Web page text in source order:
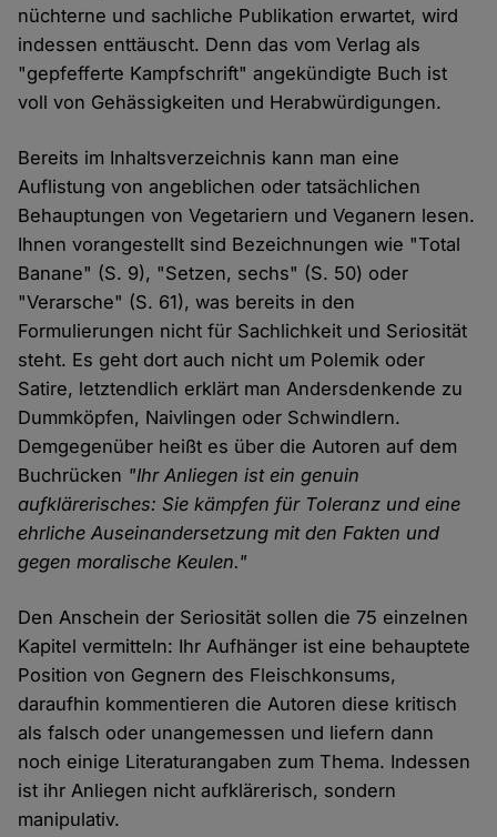
nüchterne und sachliche Publikation erwartet, wird
indessen enttäuscht. Denn das vom Verlag als
"gepfefferte Kampfschrift" angekündigte Buch ist
voll von Gehässigkeiten und Herabwürdigungen.
Bereits im Inhaltsverzeichnis kann man eine
Auflistung von angeblichen oder tatsächlichen
Behauptungen von Vegetariern und Veganern lesen.
Ihnen vorangestellt sind Bezeichnungen wie "Total
Banane" (S. 9), "Setzen, sechs" (S. 50) oder
"Verarsche" (S. 61), was bereits in den
Formulierungen nicht für Sachlichkeit und Seriosität
steht. Es geht dort auch nicht um Polemik oder
Satire, letztendlich erklärt man Andersdenkende zu
Dummköpfen, Naivlingen oder Schwindlern.
Demgegenüber heißt es über die Autoren auf dem
Buchrücken "Ihr Anliegen ist ein genuin
aufklärerisches: Sie kämpfen für Toleranz und eine
ehrliche Auseinandersetzung mit den Fakten und
gegen moralische Keulen."
Den Anschein der Seriosität sollen die 75 einzelnen
Kapitel vermitteln: Ihr Aufhänger ist eine behauptete
Position von Gegnern des Fleischkonsums,
daraufhin kommentieren die Autoren diese kritisch
als falsch oder unangemessen und liefern dann
noch einige Literaturangaben zum Thema. Indessen
ist ihr Anliegen nicht aufklärerisch, sondern
manipulativ.